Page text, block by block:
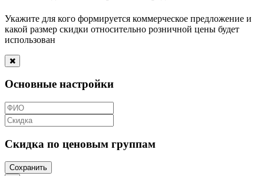
Укажите для кого формируется коммерческое предложение и
какой размер скидки относительно розничной цены будет
использован
Основные настройки
Скидка по ценовым группам
Сохранить